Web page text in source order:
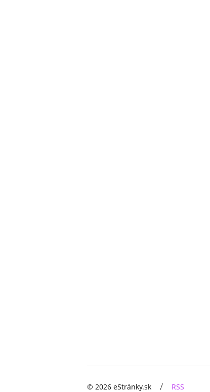
© 2026 eStránky.sk / RSS